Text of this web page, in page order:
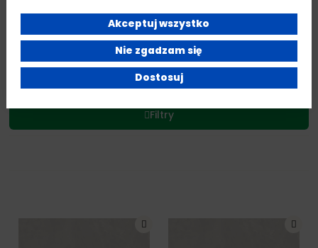
Pokazano 1-20 z 20 pozycji
Filtry
Akceptuj wszystko
Nie zgadzam się
Dostosuj